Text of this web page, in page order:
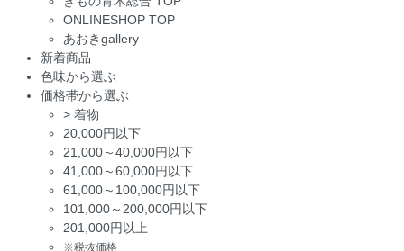
ONLINESHOP TOP
あおきgallery
新着商品
色味から選ぶ
価格帯から選ぶ
> 着物
20,000円以下
21,000～40,000円以下
41,000～60,000円以下
61,000～100,000円以下
101,000～200,000円以下
201,000円以上
※税抜価格